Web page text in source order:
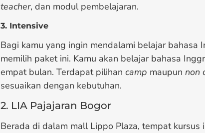
teacher, dan modul pembelajaran.
3. Intensive
Bagi kamu yang ingin mendalami belajar bahasa
memilih paket ini. Kamu akan belajar bahasa
empat bulan. Terdapat pilihan camp maupun non
sesuaikan dengan kebutuhan.
2. LIA Pajajaran Bogor
Berada di dalam mall Lippo Plaza, tempat kursus